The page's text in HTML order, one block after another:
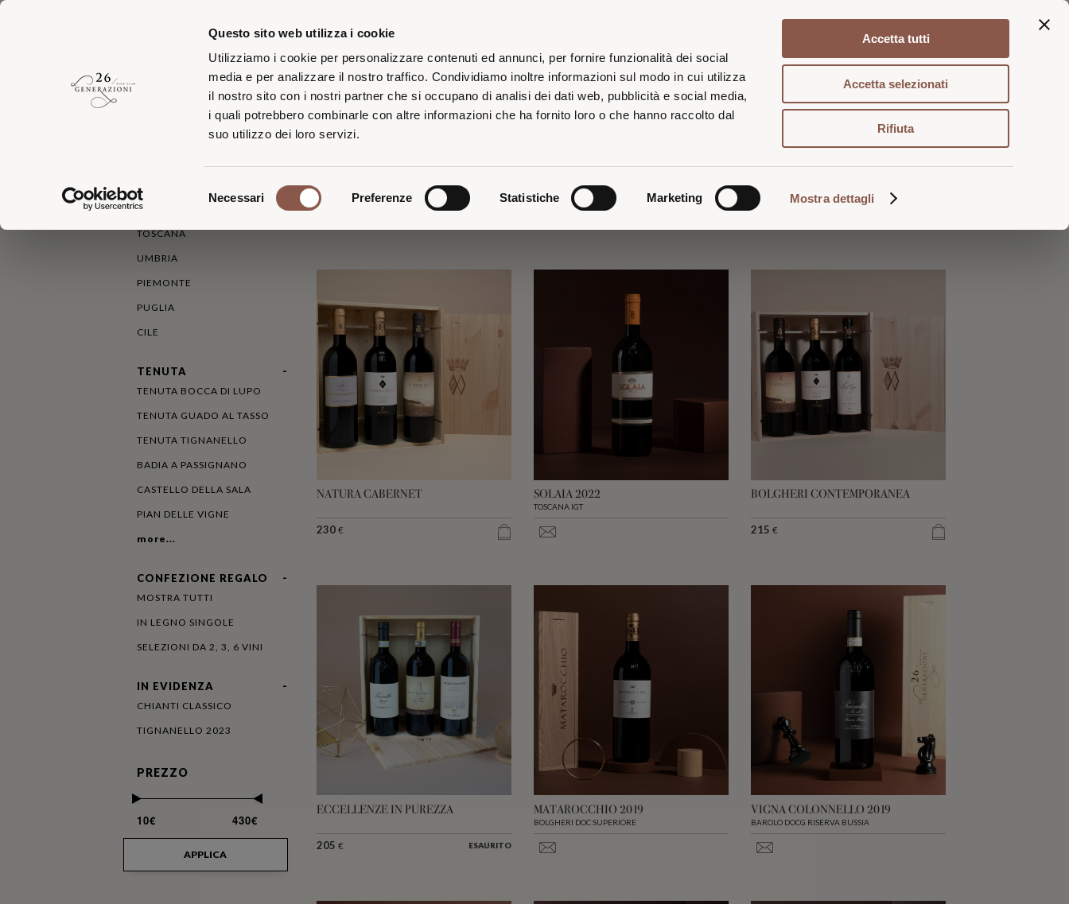
Questo sito web utilizza i cookie
Utilizziamo i cookie per personalizzare contenuti ed annunci, per fornire funzionalità dei social
media e per analizzare il nostro traffico. Condividiamo inoltre informazioni sul modo in cui utilizza
il nostro sito con i nostri partner che si occupano di analisi dei dati web, pubblicità e social media,
i quali potrebbero combinarle con altre informazioni che ha fornito loro o che hanno raccolto dal
suo utilizzo dei loro servizi.
del
Necessari Preferenze Statistiche Marketing Mostra dettagli
Accetta tutti
Accetta selezionati
Rifiuta
Iscriviti alla
TOSCANA
UMBRIA
PIEMONTE
PUGLIA
CILE
TENUTA
TENUTA BOCCA DI LUPO
TENUTA GUADO AL TASSO
TENUTA TIGNANELLO
BADIA A PASSIGNANO
CASTELLO DELLA SALA
PIAN DELLE VIGNE
more...
CONFEZIONE REGALO
MOSTRA TUTTI
IN LEGNO SINGOLE
SELEZIONI DA 2, 3, 6 VINI
IN EVIDENZA
CHIANTI CLASSICO
TIGNANELLO 2023
PREZZO
10€ 430€
APPLICA
NATURA CABERNET
230 €
SOLAIA 2022
TOSCANA IGT
BOLGHERI CONTEMPORANEA
215 €
ECCELLENZE IN PUREZZA
205 € ESAURITO
MATAROCCHIO 2019
BOLGHERI DOC SUPERIORE
VIGNA COLONNELLO 2019
BAROLO DOCG RISERVA BUSSIA